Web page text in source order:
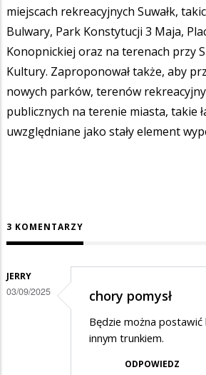
miejscach rekreacyjnych Suwałk,
Bulwary, Park Konstytucji 3 Maja,
Konopnickiej oraz na terenach przy
Kultury. Zaproponował także, aby
nowych parków, terenów
publicznych na terenie miasta, takie
uwzględniane jako stały element
3 KOMENTARZY
JERRY
03/09/2025 chory pomysł
Będzie można postawić
innym trunkiem.
ODPOWIEDZ